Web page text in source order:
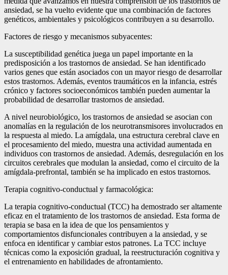
ansiedad, se ha vuelto evidente que una combinación de factores
genéticos, ambientales y psicológicos contribuyen a su desarrollo.
Factores de riesgo y mecanismos subyacentes:
La susceptibilidad genética juega un papel importante en la
predisposición a los trastornos de ansiedad. Se han identificado
varios genes que están asociados con un mayor riesgo de desarrollar
estos trastornos. Además, eventos traumáticos en la infancia, estrés
crónico y factores socioeconómicos también pueden aumentar la
probabilidad de desarrollar trastornos de ansiedad.
A nivel neurobiológico, los trastornos de ansiedad se asocian con
anomalías en la regulación de los neurotransmisores involucrados en
la respuesta al miedo. La amígdala, una estructura cerebral clave en
el procesamiento del miedo, muestra una actividad aumentada en
individuos con trastornos de ansiedad. Además, desregulación en los
circuitos cerebrales que modulan la ansiedad, como el circuito de la
amígdala-prefrontal, también se ha implicado en estos trastornos.
Terapia cognitivo-conductual y farmacológica:
La terapia cognitivo-conductual (TCC) ha demostrado ser altamente
eficaz en el tratamiento de los trastornos de ansiedad. Esta forma de
terapia se basa en la idea de que los pensamientos y
comportamientos disfuncionales contribuyen a la ansiedad, y se
enfoca en identificar y cambiar estos patrones. La TCC incluye
técnicas como la exposición gradual, la reestructuración cognitiva y
el entrenamiento en habilidades de afrontamiento.